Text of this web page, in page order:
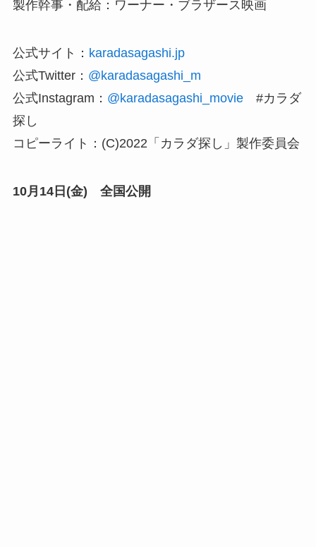
製作幹事・配給：ワーナー・ブラザース映画
公式サイト： karadasagashi.jp
公式Twitter： @karadasagashi_m
公式Instagram： @karadasagashi_movie#カラダ
探し
コピーライト：(C)2022「カラダ探し」製作委員会
10月14日(金) 全国公開